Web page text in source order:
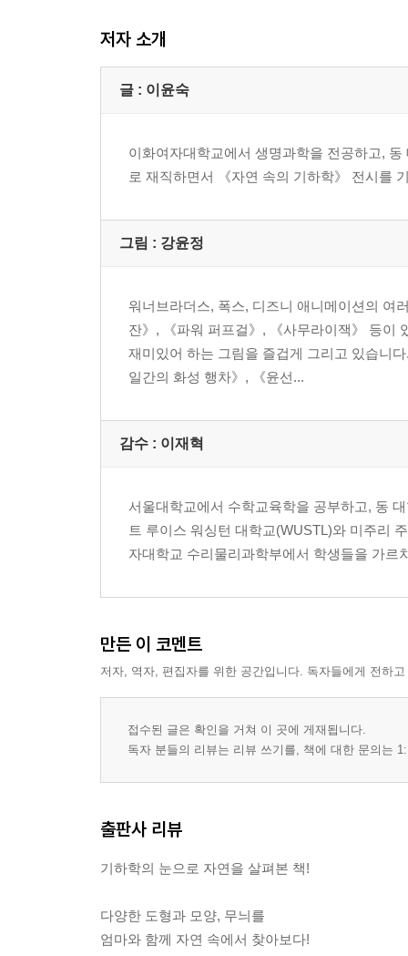
저자 소개
글 : 이윤숙
이화여자대학교에서 생명과학을 전공하고,
로 재직하면서 《자연 속의 기하학》 전시를
그림 : 강윤정
워너브라더스, 폭스, 디즈니 애니메이션의 여
잔》, 《파워 퍼프걸》, 《사무라이잭》 등이
재미있어 하는 그림을 즐겁게 그리고 있습니
일간의 화성 행차》, 《윤선...
감수 : 이재혁
서울대학교에서 수학교육학을 공부하고, 동
트 루이스 워싱턴 대학교(WUSTL)와 미주리
자대학교 수리물리과학부에서 학생들을 가르
만든 이 코멘트
저자, 역자, 편집자를 위한 공간입니다. 독자들에게 전하
접수된 글은 확인을 거쳐 이 곳에 게재됩니다.
독자 분들의 리뷰는 리뷰 쓰기를, 책에 대한 문의는
출판사 리뷰
기하학의 눈으로 자연을 살펴본 책!
다양한 도형과 모양, 무늬를
엄마와 함께 자연 속에서 찾아보다!